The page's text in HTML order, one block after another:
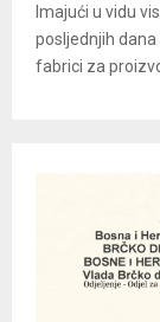
Imajući u vidu
posljednjih dana
fabrici za